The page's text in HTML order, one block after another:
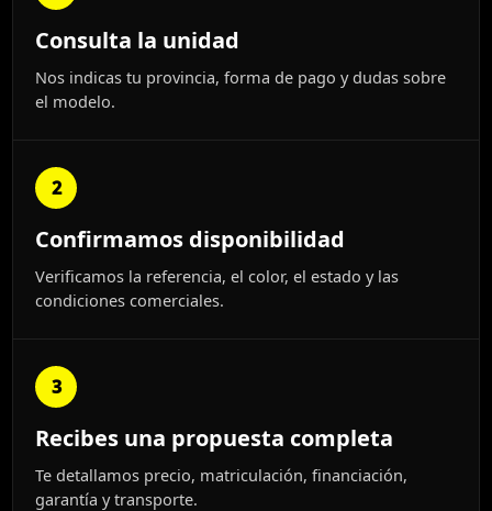
Consulta la unidad
Nos indicas tu provincia, forma de pago y dudas sobre
el modelo.
2
Confirmamos disponibilidad
Verificamos la referencia, el color, el estado y las
condiciones comerciales.
3
Recibes una propuesta completa
Te detallamos precio, matriculación, financiación,
garantía y transporte.